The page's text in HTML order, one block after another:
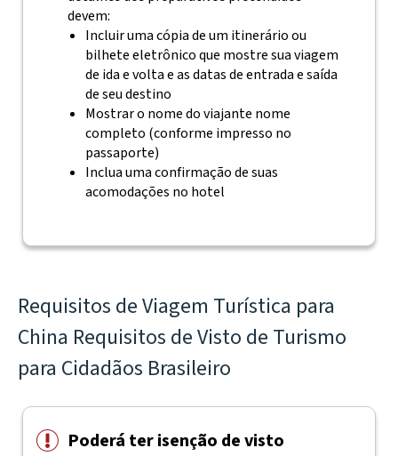
devem:
Incluir uma cópia de um itinerário ou
bilhete eletrônico que mostre sua viagem
de ida e volta e as datas de entrada e saída
de seu destino
Mostrar o nome do viajante nome
completo (conforme impresso no
passaporte)
Inclua uma confirmação de suas
acomodações no hotel
Requisitos de Viagem Turística para
China Requisitos de Visto de Turismo
para Cidadãos Brasileiro
Poderá ter isenção de visto